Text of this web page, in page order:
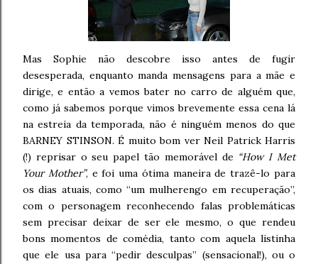
Mas Sophie não descobre isso antes de fugir
desesperada, enquanto manda mensagens para a mãe e
dirige, e então a vemos bater no carro de alguém que,
como já sabemos porque vimos brevemente essa cena lá
na estreia da temporada, não é ninguém menos do que
BARNEY STINSON. É muito bom ver Neil Patrick Harris
(!) reprisar o seu papel tão memorável de “How I Met
Your Mother”, e foi uma ótima maneira de trazê-lo para
os dias atuais, como “um mulherengo em recuperação”,
com o personagem reconhecendo falas problemáticas
sem precisar deixar de ser ele mesmo, o que rendeu
bons momentos de comédia, tanto com aquela listinha
que ele usa para “pedir desculpas” (sensacional!), ou o